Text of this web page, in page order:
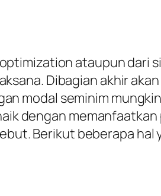
ataupun dari
Dibagian akhir
modal seminim
dengan
Berikut beberapa hal